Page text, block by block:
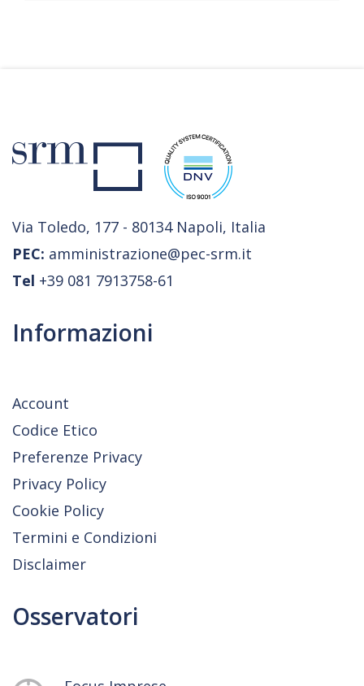
Via Toledo, 177 - 80134 Napoli, Italia
PEC: amministrazione@pec-srm.it
Tel +39 081 7913758-61
Informazioni
Account
Codice Etico
Preferenze Privacy
Privacy Policy
Cookie Policy
Termini e Condizioni
Disclaimer
Osservatori